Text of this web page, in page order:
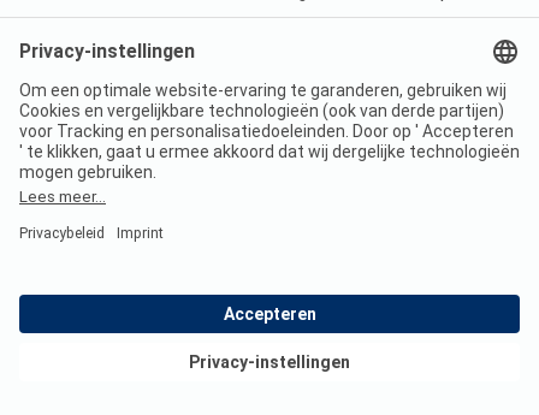
Prijzen
Indicatie tarieven 2026
Bekijk deals